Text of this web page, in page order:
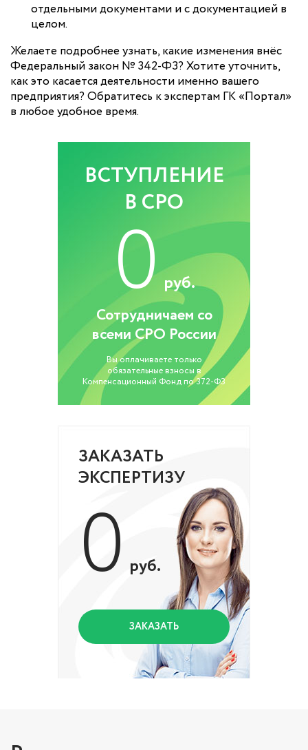
отдельными документами и с документацией в
целом.
Желаете подробнее узнать, какие изменения внёс
Федеральный закон № 342-ФЗ? Хотите уточнить,
как это касается деятельности именно вашего
предприятия? Обратитесь к экспертам ГК «Портал»
в любое удобное время.
ВСТУПЛЕНИЕ
В СРО
0 руб.
Сотрудничаем со
всеми СРО России
Вы оплачиваете только
обязательные взносы в
Компенсационный Фонд по 372-ФЗ
ЗАКАЗАТЬ
ЭКСПЕРТИЗУ
0 руб.
ЗАКАЗАТЬ